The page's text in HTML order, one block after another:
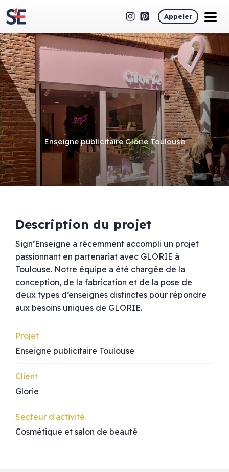
Appeler
Enseigne publicitaire Glorie Toulouse
Description du projet
Sign’Enseigne a récemment accompli un projet
passionnant en partenariat avec GLORIE à
Toulouse. Notre équipe a été chargée de la
conception, de la fabrication et de la pose de
deux types d’enseignes distinctes pour répondre
aux besoins uniques de GLORIE.
Projet
Enseigne publicitaire Toulouse
Client
Glorie
Secteur d'activité
Cosmétique et salon de beauté